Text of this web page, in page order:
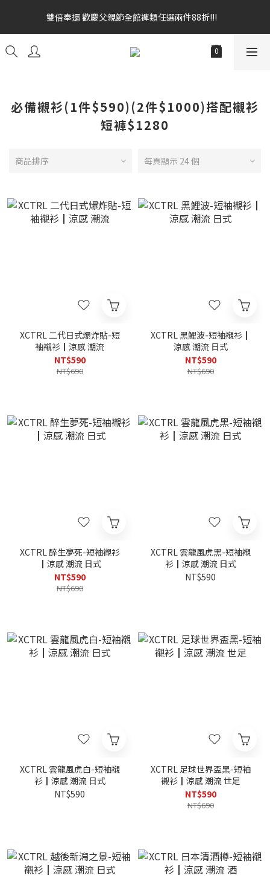
雙倍奉還 歡慶父親節全館褲類任選兩件88折!!!
雙倍奉還 歡慶父親節全館褲類任選兩件88折!!!
全館消費滿額$1680贈3D好野貓公仔(絲綢鐵黑) 滿額$2499贈達摩
金幣 送完為止!  滿$3000再贈現金卷$300元
必備襯衫(1件$590)(2件$1000)搭配襯衫
短褲$1280
商品排序 每頁顯示 24 個
XCTRL 二代日式爆炸貼-短
袖襯衫┃涼感 潮流
NT$590
NT$690
XCTRL 黑鯉波-短袖襯衫┃
涼感 潮流 日式
NT$590
NT$690
XCTRL 醉生夢死-短袖襯衫
┃涼感 潮流 日式
NT$590
NT$690
XCTRL 雲龍風虎黑-短袖襯
衫┃涼感 潮流 日式
NT$590
XCTRL 雲龍風虎白-短袖襯
衫┃涼感 潮流 日式
NT$590
XCTRL 足球世界盃黑-短袖
襯衫┃涼感 潮流 世足
NT$590
NT$690